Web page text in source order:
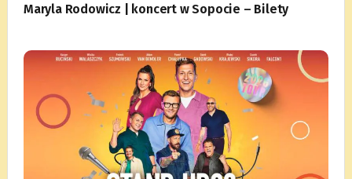
Maryla Rodowicz | koncert w Sopocie – Bilety